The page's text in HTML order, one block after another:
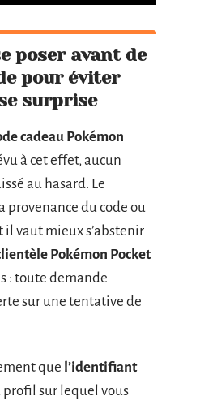
poser avant de
pour éviter
surprise
cadeau Pokémon
à cet effet, aucun
au hasard. Le
provenance du code ou
il vaut mieux s’abstenir
Pokémon Pocket
: toute demande
sur une tentative de
que l’identifiant
sur lequel vous